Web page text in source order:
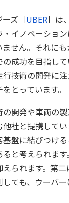
ーズ［UBER］は
イノベーショ
せん。それに
成功を目指し
技術の開発に
とっています。
開発や車両の
他社と提携して
盤に結びつけ
と考えられま
られます。第
ても、ウーバ